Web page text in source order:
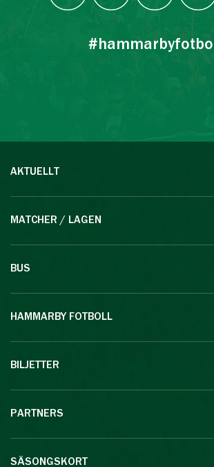
#hammarbyfotboll
AKTUELLT
MATCHER / LAGEN
BUS
HAMMARBY FOTBOLL
BILJETTER
PARTNERS
SÄSONGSKORT